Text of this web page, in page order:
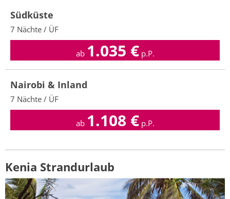
Südküste
7 Nächte / ÜF
ab 1.035 € p.P.
Nairobi & Inland
7 Nächte / ÜF
ab 1.108 € p.P.
Kenia Strandurlaub